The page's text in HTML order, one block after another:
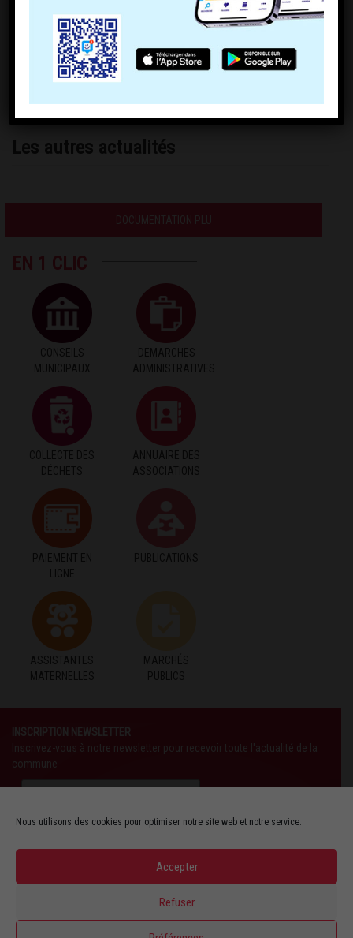
Nous utilisons des cookies pour optimiser notre site web et notre service.
Accepter
Refuser
Les autres actualités
DOCUMENTATION PLU
EN 1 CLIC
CONSEILS
MUNICIPAUX
DEMARCHES
ADMINISTRATIVES
COLLECTE DES
DÉCHETS
ANNUAIRE DES
ASSOCIATIONS
PAIEMENT EN
LIGNE
PUBLICATIONS
ASSISTANTES
MATERNELLES
MARCHÉS
PUBLICS
INSCRIPTION NEWSLETTER
Inscrivez-vous à notre newsletter pour recevoir toute l'actualité de la
commune
SUIVEZ-NOUS AUSSI SUR :
YOUTUBE